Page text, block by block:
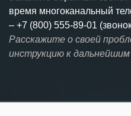
время многоканальный
– +7 (800) 555-89-01
Расскажите о своей
инструкцию к